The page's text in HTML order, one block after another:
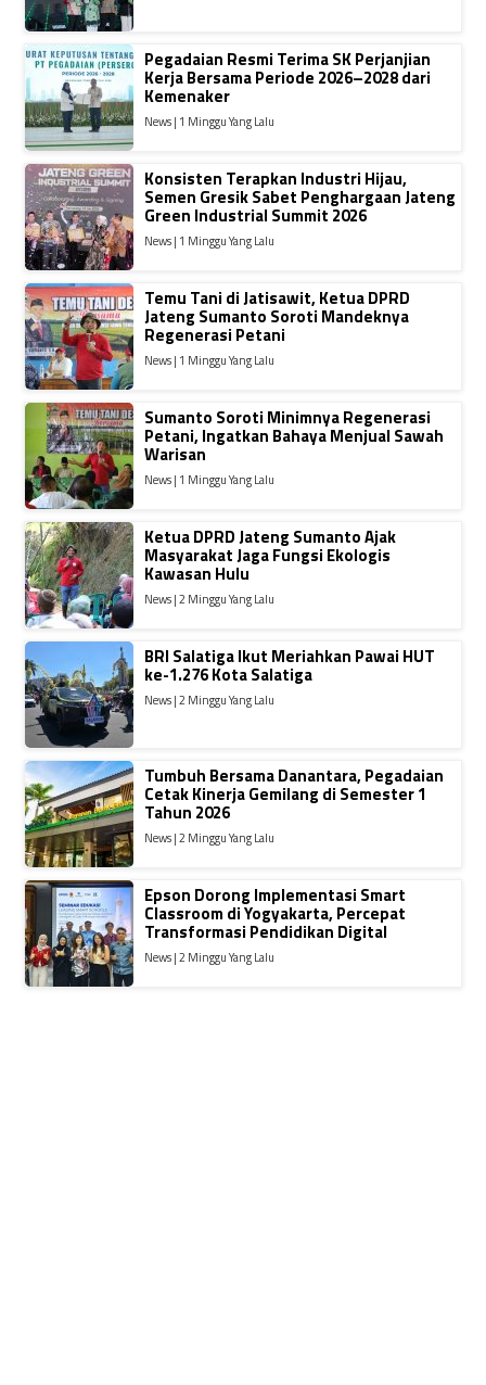
Pegadaian Resmi Terima SK Perjanjian
Kerja Bersama Periode 2026–2028 dari
Kemenaker
News | 1 Minggu Yang Lalu
Konsisten Terapkan Industri Hijau,
Semen Gresik Sabet Penghargaan Jateng
Green Industrial Summit 2026
News | 1 Minggu Yang Lalu
Temu Tani di Jatisawit, Ketua DPRD
Jateng Sumanto Soroti Mandeknya
Regenerasi Petani
News | 1 Minggu Yang Lalu
Sumanto Soroti Minimnya Regenerasi
Petani, Ingatkan Bahaya Menjual Sawah
Warisan
News | 1 Minggu Yang Lalu
Ketua DPRD Jateng Sumanto Ajak
Masyarakat Jaga Fungsi Ekologis
Kawasan Hulu
News | 2 Minggu Yang Lalu
BRI Salatiga Ikut Meriahkan Pawai HUT
ke-1.276 Kota Salatiga
News | 2 Minggu Yang Lalu
Tumbuh Bersama Danantara, Pegadaian
Cetak Kinerja Gemilang di Semester 1
Tahun 2026
News | 2 Minggu Yang Lalu
Epson Dorong Implementasi Smart
Classroom di Yogyakarta, Percepat
Transformasi Pendidikan Digital
News | 2 Minggu Yang Lalu